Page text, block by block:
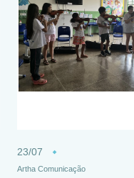
23/07
Artha Comunicação